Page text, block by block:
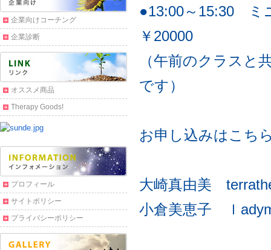
●13:00～15:30 ミ
￥20000
（午前のクラスと
です）
お申し込みはこち
大崎真由美
小倉美恵子 ｌ
企業向けコーチング
企業診断
オススメ商品
Therapy Goods!
プロフィール
サイトポリシー
プライバシーポリシー